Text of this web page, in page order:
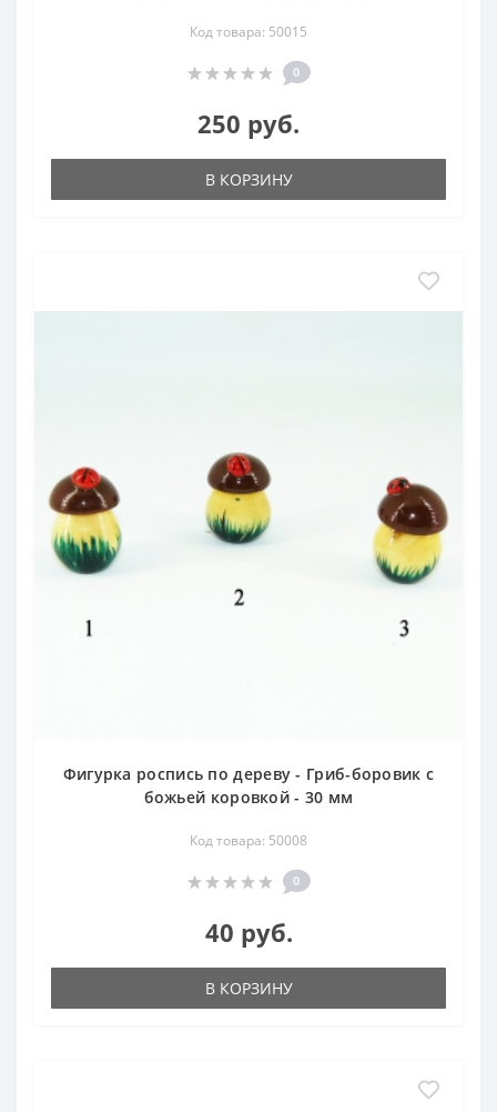
Код товара: 50015
0
250 руб.
В КОРЗИНУ
Фигурка роспись по дереву - Гриб-боровик с
божьей коровкой - 30 мм
Код товара: 50008
0
40 руб.
В КОРЗИНУ